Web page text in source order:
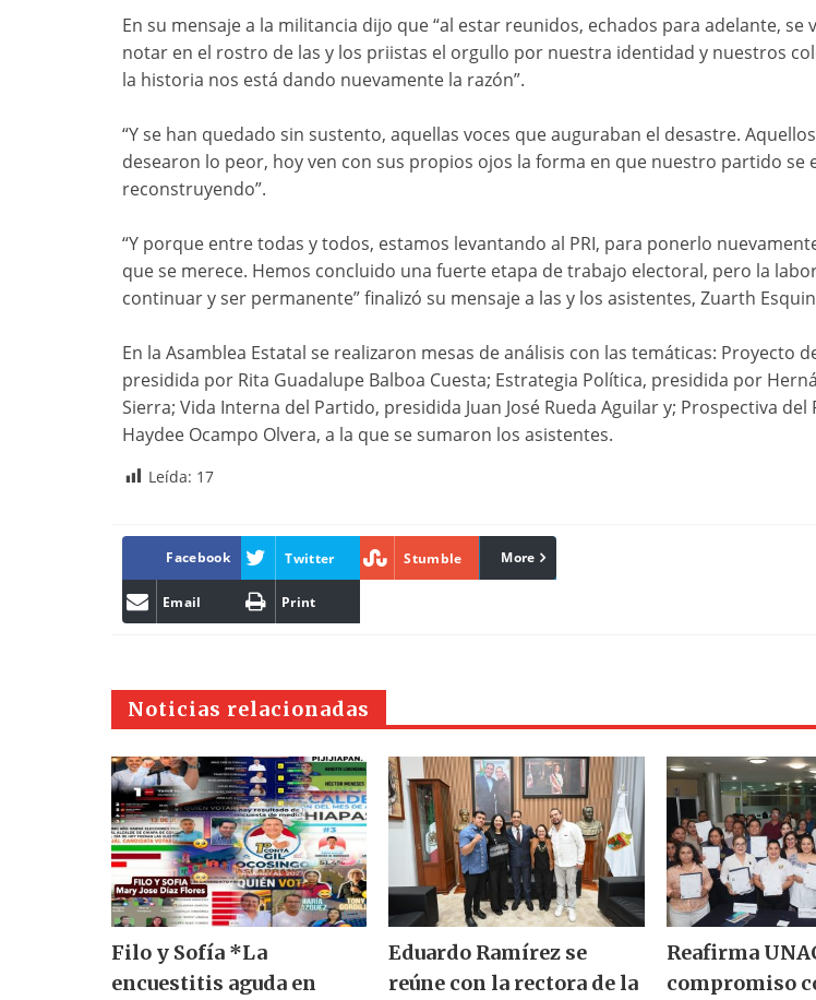
En su mensaje a la militancia dijo que “al estar reunidos, echados para adelante, se
notar en el rostro de las y los priistas el orgullo por nuestra identidad y nuestros
la historia nos está dando nuevamente la razón”.
“Y se han quedado sin sustento, aquellas voces que auguraban el desastre.
desearon lo peor, hoy ven con sus propios ojos la forma en que nuestro partido se
reconstruyendo”.
“Y porque entre todas y todos, estamos levantando al PRI, para ponerlo
que se merece. Hemos concluido una fuerte etapa de trabajo electoral, pero la
continuar y ser permanente” finalizó su mensaje a las y los asistentes, Zuarth
En la Asamblea Estatal se realizaron mesas de análisis con las temáticas: Proyecto
presidida por Rita Guadalupe Balboa Cuesta; Estrategia Política, presidida por
Sierra; Vida Interna del Partido, presidida Juan José Rueda Aguilar y; Prospectiva
Haydee Ocampo Olvera, a la que se sumaron los asistentes.
Leída: 17
Facebook Twitter Stumble linkedin
Email Print
More
Noticias relacionadas
Filo y Sofía *La
encuestitis aguda en
Eduardo Ramírez se
reúne con la rectora de la
Reafirma
compromiso